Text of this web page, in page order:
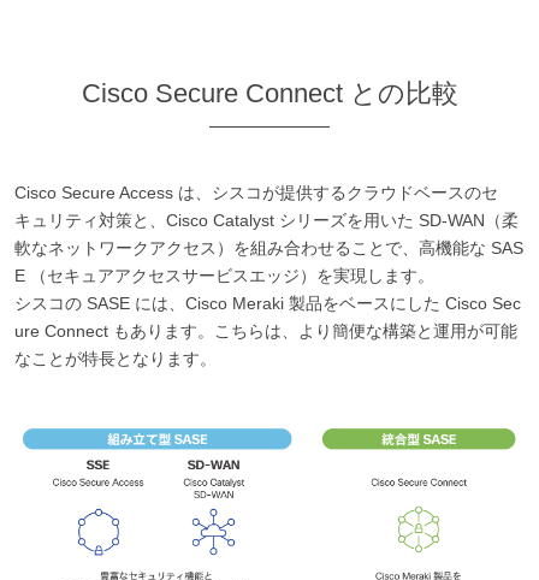
Cisco Secure Connect との比較
Cisco Secure Access は、シスコが提供するクラウドベースのセ
キュリティ対策と、Cisco Catalyst シリーズを用いた SD-WAN（柔
軟なネットワークアクセス）を組み合わせることで、高機能な SAS
E （セキュアアクセスサービスエッジ）を実現します。
シスコの SASE には、Cisco Meraki 製品をベースにした Cisco Sec
ure Connect もあります。こちらは、より簡便な構築と運用が可能
なことが特長となります。